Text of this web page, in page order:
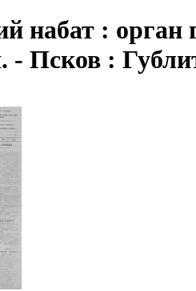
набат : орган
- Псков :